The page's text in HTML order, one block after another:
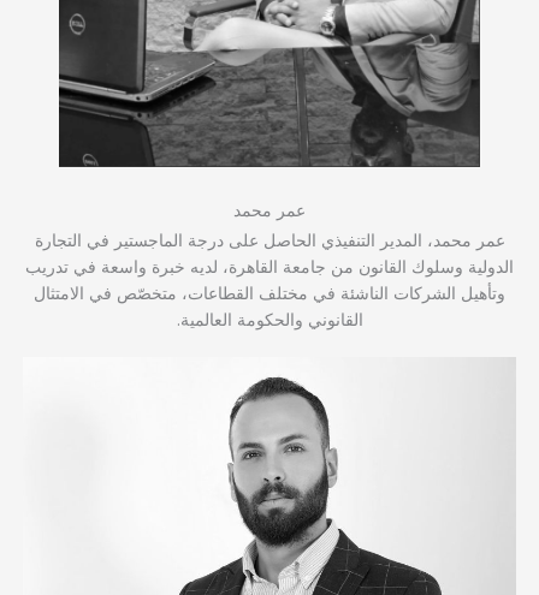
عمر محمد
عمر محمد، المدير التنفيذي الحاصل على درجة الماجستير في التجارة
الدولية وسلوك القانون من جامعة القاهرة، لديه خبرة واسعة في تدريب
وتأهيل الشركات الناشئة في مختلف القطاعات، متخصّص في الامتثال
القانوني والحكومة العالمية.